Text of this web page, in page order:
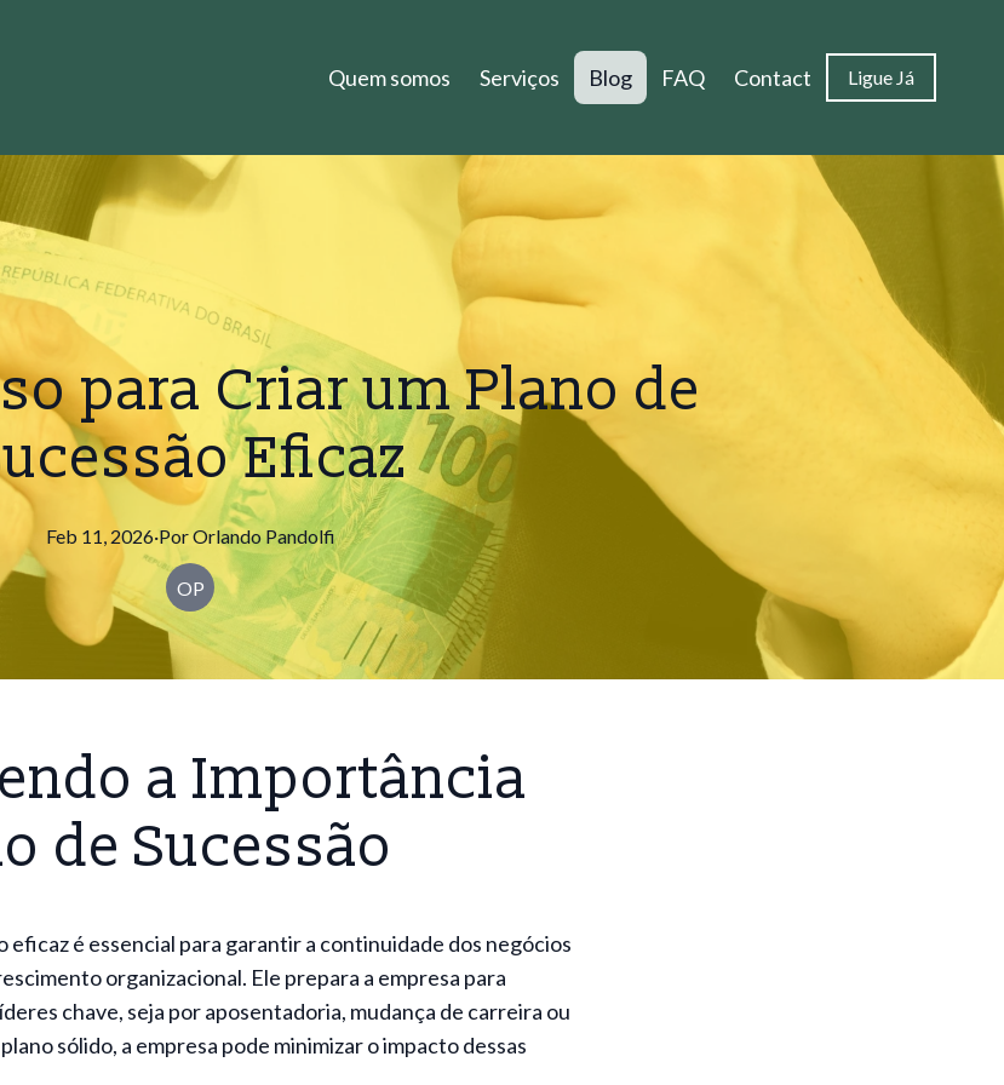
Quem somos Serviços Blog FAQ Contact Ligue Já
para Criar um Plano de
Eficaz
Feb 11, 2026·PorOrlando Pandolfi
OP
a Importância
de Sucessão
eficaz é essencial para garantir a continuidade dos negócios
organizacional. Ele prepara a empresa para
chave, seja por aposentadoria, mudança de carreira ou
sólido, a empresa pode minimizar o impacto dessas